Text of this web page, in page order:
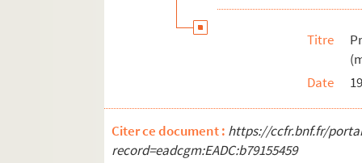
Titre
Date
Citer ce document : https://ccfr.bnf.fr/
record=eadcgm:EADC:b79155459